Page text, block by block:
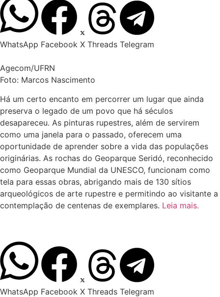
WhatsApp Facebook X Threads Telegram
Agecom/UFRN
Foto: Marcos Nascimento
Há um certo encanto em percorrer um lugar que ainda
preserva o legado de um povo que há séculos
desapareceu. As pinturas rupestres, além de servirem
como uma janela para o passado, oferecem uma
oportunidade de aprender sobre a vida das populações
originárias. As rochas do Geoparque Seridó, reconhecido
como Geoparque Mundial da UNESCO, funcionam como
tela para essas obras, abrigando mais de 130 sítios
arqueológicos de arte rupestre e permitindo ao visitante a
contemplação de centenas de exemplares. Leia mais.
WhatsApp Facebook X Threads Telegram